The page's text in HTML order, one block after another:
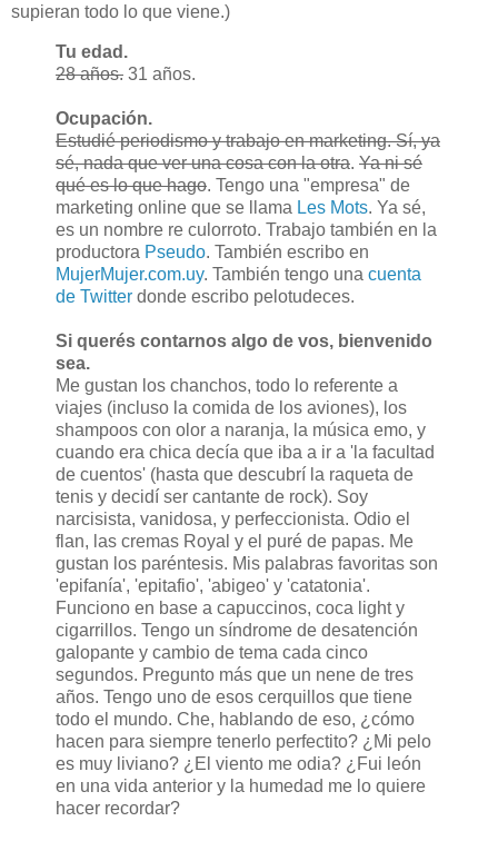
supieran todo lo que viene.)
Tu edad.
28 años. 31 años.
Ocupación.
Estudié periodismo y trabajo en marketing. Sí, ya
sé, nada que ver una cosa con la otra. Ya ni sé
qué es lo que hago. Tengo una "empresa" de
marketing online que se llama Les Mots. Ya sé,
es un nombre re culorroto. Trabajo también en la
productora Pseudo. También escribo en
MujerMujer.com.uy. También tengo una cuenta
de Twitter donde escribo pelotudeces.
Si querés contarnos algo de vos, bienvenido
sea.
Me gustan los chanchos, todo lo referente a
viajes (incluso la comida de los aviones), los
shampoos con olor a naranja, la música emo, y
cuando era chica decía que iba a ir a 'la facultad
de cuentos' (hasta que descubrí la raqueta de
tenis y decidí ser cantante de rock). Soy
narcisista, vanidosa, y perfeccionista. Odio el
flan, las cremas Royal y el puré de papas. Me
gustan los paréntesis. Mis palabras favoritas son
'epifanía', 'epitafio', 'abigeo' y 'catatonia'.
Funciono en base a capuccinos, coca light y
cigarrillos. Tengo un síndrome de desatención
galopante y cambio de tema cada cinco
segundos. Pregunto más que un nene de tres
años. Tengo uno de esos cerquillos que tiene
todo el mundo. Che, hablando de eso, ¿cómo
hacen para siempre tenerlo perfectito? ¿Mi pelo
es muy liviano? ¿El viento me odia? ¿Fui león
en una vida anterior y la humedad me lo quiere
hacer recordar?